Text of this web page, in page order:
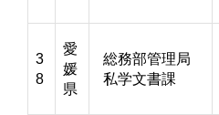
3
8
愛
媛
県
総務部管理局
私学文書課